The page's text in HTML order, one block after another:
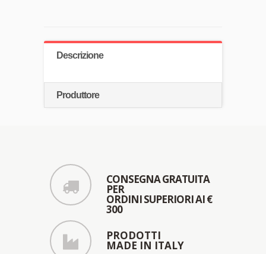
Descrizione
Produttore
CONSEGNA GRATUITA
PER
ORDINI SUPERIORI AI €
300
PRODOTTI
MADE IN ITALY